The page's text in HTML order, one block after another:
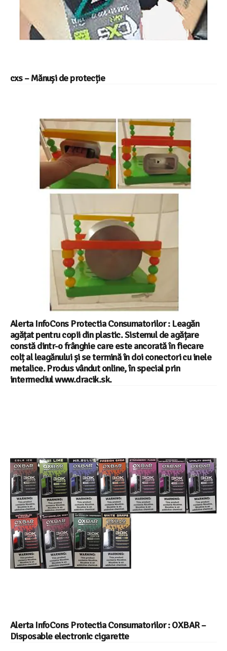
cxs – Mănuși de protecție
Alerta InfoCons Protectia Consumatorilor : Leagăn
agățat pentru copii din plastic. Sistemul de agățare
constă dintr-o frânghie care este ancorată în fiecare
colț al leagănului și se termină în doi conectori cu inele
metalice. Produs vândut online, în special prin
intermediul www.dracik.sk.
Alerta InfoCons Protectia Consumatorilor : OXBAR –
Disposable electronic cigarette